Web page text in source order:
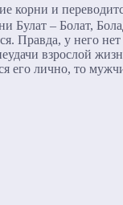
корни и
– Болат,
Правда, у него
взрослой
его лично, то